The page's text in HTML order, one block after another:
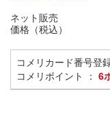
ネット販売
価格（税込）
コメリカード番号登
コメリポイント ： 6